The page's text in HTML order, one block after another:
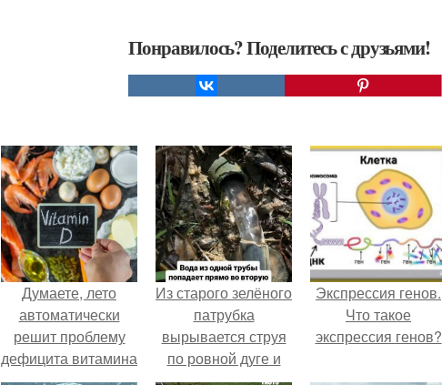
Понравилось? Поделитесь с друзьями!
Думаете, лето
автоматически
решит проблему
дефицита витамина
D?
Из старого зелёного
патрубка
вырывается струя
по ровной дуге и
точно попадает в
Экспрессия генов.
Что такое
экспрессия генов?